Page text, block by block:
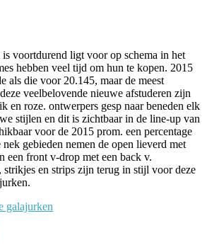
voortdurend ligt voor op schema in het
hebben veel tijd om hun te kopen. 2015
als die voor 20.145, maar de meest
veelbelovende nieuwe afstuderen zijn
en roze. ontwerpers gesp naar beneden elk
stijlen en dit is zichtbaar in de line-up van
voor de 2015 prom. een percentage
gebieden nemen de open lieverd met
een front v-drop met een back v.
strikjes en strips zijn terug in stijl voor deze